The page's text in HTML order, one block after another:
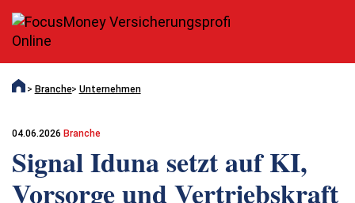
Branche Unternehmen
04.06.2026 Branche
Signal Iduna setzt auf KI,
Vorsorge und Vertriebskraft